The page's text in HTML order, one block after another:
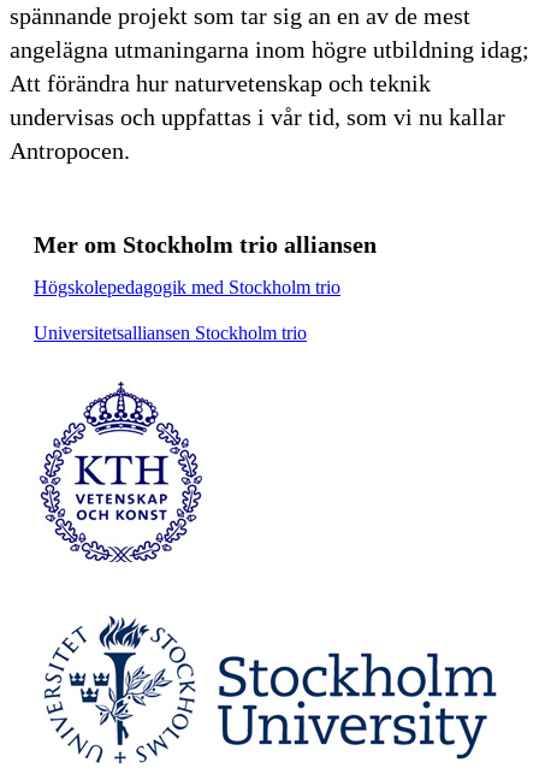
spännande projekt som tar sig an en av de mest
angelägna utmaningarna inom högre utbildning idag;
Att förändra hur naturvetenskap och teknik
undervisas och uppfattas i vår tid, som vi nu kallar
Antropocen.
Mer om Stockholm trio alliansen
Högskolepedagogik med Stockholm trio
Universitetsalliansen Stockholm trio